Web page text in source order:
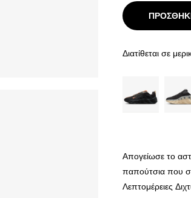
Διατίθεται σε
Απογείωσε το
παπούτσια που
Λεπτομέρειες